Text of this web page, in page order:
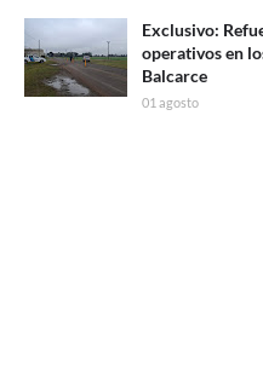
Exclusivo:
operativos en
Balcarce
01 agosto